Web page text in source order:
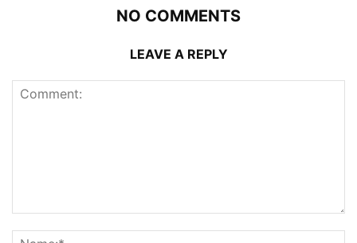
NO COMMENTS
LEAVE A REPLY